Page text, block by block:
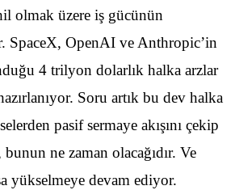
olmak üzere iş gücünün
SpaceX, OpenAI ve Anthropic’in
4 trilyon dolarlık halka arzlar
Soru artık bu dev halka
pasif sermaye akışını çekip
ne zaman olacağıdır. Ve
yükselmeye devam ediyor.